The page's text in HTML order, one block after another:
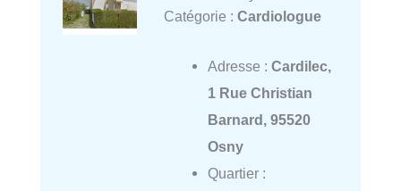
Catégorie : Cardiologue
Adresse : Cardilec,
1 Rue Christian
Barnard, 95520
Osny
Quartier :